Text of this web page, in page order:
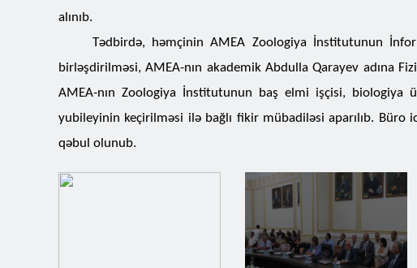
alınıb.
Tədbirdə, həmçinin AMEA Zoologiya İnstitutunun
birləşdirilməsi, AMEA-nın akademik Abdulla Qarayev adına
AMEA-nın Zoologiya İnstitutunun baş elmi işçisi,
yubileyinin keçirilməsi ilə bağlı fikir mübadiləsi aparılıb.
qəbul olunub.